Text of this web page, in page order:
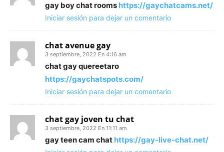
gay boy chat rooms https://gaychatcams.net/
Iniciar sesión para dejar un comentario
chat avenue gay
3 septiembre, 2022 En 4:16 am
chat gay quereetaro
https://gaychatspots.com/
Iniciar sesión para dejar un comentario
chat gay joven tu chat
3 septiembre, 2022 En 11:11 am
gay teen cam chat https://gay-live-chat.net/